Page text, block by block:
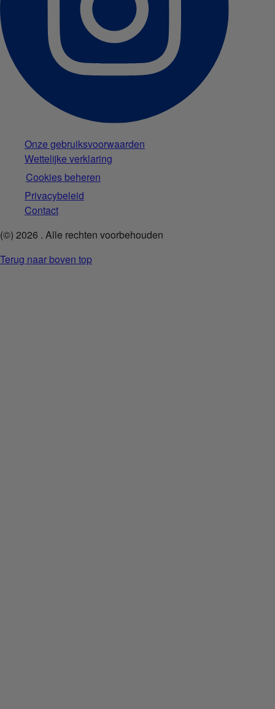
Onze gebruiksvoorwaarden
Wettelijke verklaring
Cookies beheren
Privacybeleid
Contact
(©) 2026 . Alle rechten voorbehouden
Terug naar boven top